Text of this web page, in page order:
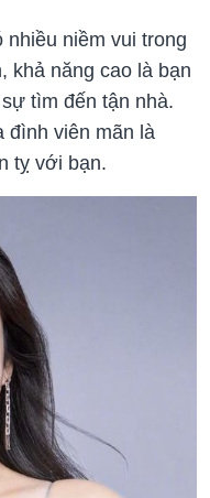
niềm vui trong
khả năng cao là bạn
tìm đến tận nhà.
đình viên mãn là
tỵ với bạn.